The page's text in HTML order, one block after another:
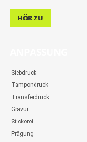
HÖR ZU
Siebdruck
Tampondruck
Transferdruck
Gravur
Stickerei
Prägung